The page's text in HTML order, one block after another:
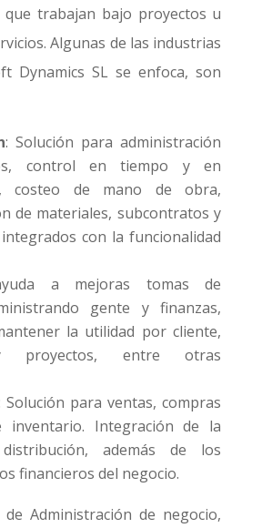
que trabajan bajo proyectos u
Algunas de las industrias
Dynamics SL se enfoca, son
: Solución para administración
control en tiempo y en
costeo de mano de obra,
de materiales, subcontratos y
con la funcionalidad
a mejoras tomas de
gente y finanzas,
la utilidad por cliente,
proyectos, entre otras
Solución para ventas, compras
Integración de la
además de los
financieros del negocio.
de Administración de negocio,